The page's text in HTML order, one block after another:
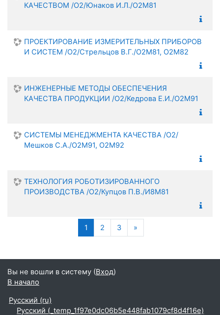
КАЧЕСТВОМ /О2/Юнаков И.Л./О2М81
ПРОЕКТИРОВАНИЕ ИЗМЕРИТЕЛЬНЫХ ПРИБОРОВ
И СИСТЕМ /О2/Стрельцов В.Г./О2М81, О2М82
ИНЖЕНЕРНЫЕ МЕТОДЫ ОБЕСПЕЧЕНИЯ
КАЧЕСТВА ПРОДУКЦИИ /О2/Кедрова Е.И./О2М91
СИСТЕМЫ МЕНЕДЖМЕНТА КАЧЕСТВА /О2/
Мешков С.А./О2М91, О2М92
ТЕХНОЛОГИЯ РОБОТИЗИРОВАННОГО
ПРОИЗВОДСТВА /О2/Купцов П.В./И8М81
1 (текущая)
2 3 »Следующая страница
Вы не вошли в систему (Вход)
В начало
Русский ‎(ru)‎
Русский ‎(_temp_1f97e0dc06b5e448fab1079cf8d4f16e)‎